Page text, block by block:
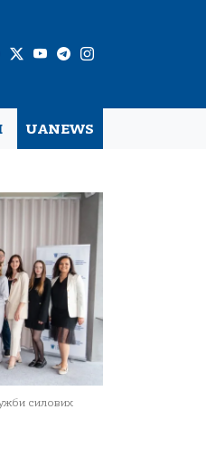
UANEWS
силових